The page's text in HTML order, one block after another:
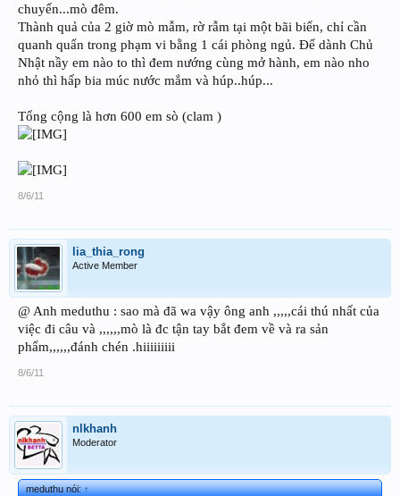
chuyến...mò đêm.
Thành quả của 2 giờ mò mẫm, rờ rẫm tại một bãi biển, chỉ cần
quanh quẩn trong phạm vi bằng 1 cái phòng ngủ. Để dành Chủ
Nhật nầy em nào to thì đem nướng cùng mở hành, em nào nho
nhỏ thì hấp bia múc nước mắm và húp..húp...
Tổng cộng là hơn 600 em sò (clam )
8/6/11
lia_thia_rong
Active Member
@ Anh meduthu : sao mà đã wa vậy ông anh ,,,,,cái thú nhất của
việc đi câu và ,,,,,,mò là đc tận tay bắt đem về và ra sản
phẩm,,,,,,đánh chén .hiiiiiiiii
8/6/11
nlkhanh
Moderator
meduthu nói:↑